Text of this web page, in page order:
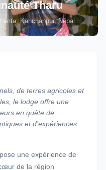
Tharu
Kanchanpur, Népal
de terres agricoles et
le lodge offre une
en quête de
et d’expériences
une expérience de
de la région